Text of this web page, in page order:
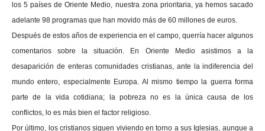
los 5 países de Oriente Medio, nuestra zona prioritaria, ya hemos sacado
adelante 98 programas que han movido más de 60 millones de euros.
Después de estos años de experiencia en el campo, querría hacer algunos
comentarios sobre la situación. En Oriente Medio asistimos a la
desaparición de enteras comunidades cristianas, ante la indiferencia del
mundo entero, especialmente Europa. Al mismo tiempo la guerra forma
parte de la vida cotidiana; la pobreza no es la única causa de los
conflictos, lo es más bien el factor religioso.
Por último, los cristianos siguen viviendo en torno a sus Iglesias, aunque a